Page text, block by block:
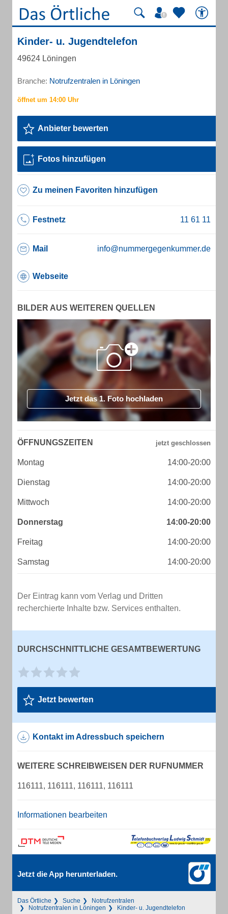
Kinder- u. Jugendtelefon
49624 Löningen
Branche: Notrufzentralen in Löningen
Anbieter bewerten
Fotos hinzufügen
Zu meinen Favoriten hinzufügen
Festnetz
Mail info@nummergegenkummer.de
Webseite
BILDER AUS WEITEREN QUELLEN
Jetzt das 1. Foto hochladen
ÖFFNUNGSZEITEN
Montag 14:00-20:00
Dienstag 14:00-20:00
Mittwoch 14:00-20:00
Donnerstag 14:00-20:00
Freitag 14:00-20:00
Samstag 14:00-20:00
Der Eintrag kann vom Verlag und Dritten
recherchierte Inhalte bzw. Services enthalten.
DURCHSCHNITTLICHE GESAMTBEWERTUNG
Jetzt bewerten
Kontakt im Adressbuch speichern
WEITERE SCHREIBWEISEN DER RUFNUMMER
116111, 116111, 116111, 116111
Informationen bearbeiten
Jetzt die App herunterladen.
Das Örtliche Suche
Notrufzentralen
Notrufzentralen in Löningen
Kinder- u. Jugendtelefon